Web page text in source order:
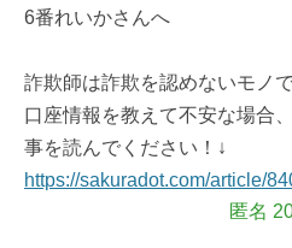
6番れいかさんへ
詐欺師は詐欺を認めないモノで
口座情報を教えて不安な場合
事を読んでください！↓
https://sakuradot.com/article/
匿名